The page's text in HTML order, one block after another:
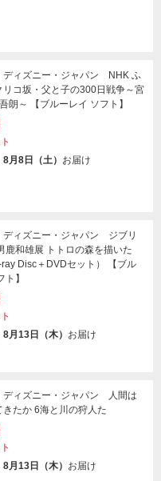
ディズニー・ジャパン NHK ふ
リコ坂・父と子の300日戦争～宮
朗～ 【ブルーレイ ソフト】
月8日（土） お届け
ディズニー・ジャパン ジブリ
鹿和雄展 トトロの森を描いた
ray Disc＋DVDセット） 【ブル
】
月13日（木） お届け
ディズニー・ジャパン 人間は
きたか 6海と川の狩人た
月13日（木） お届け